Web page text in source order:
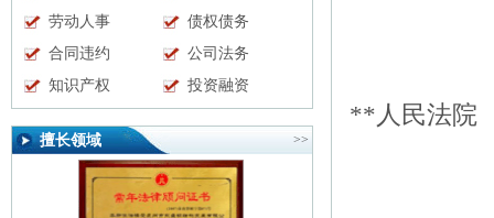
劳动人事
债权债务
合同违约
公司法务
知识产权
投资融资
擅长领域 >>
**人民法院